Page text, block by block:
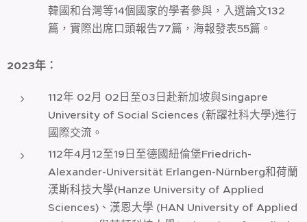
韓國和台灣等14個國家的學者參與，入選論文132
篇，實際出席口頭報告77篇，海報發表55篇。
2023年：
112年 02月 02日至03日赴新加坡與Singapre
University of Social Sciences (新躍社科大學)進行
國際交流。
112年4月12至19日至德國紐倫堡Friedrich-
Alexander-Universität Erlangen-Nürnberg和荷蘭
漢斯科技大學(Hanze University of Applied
Sciences)、漢恩大學 (HAN University of Applied